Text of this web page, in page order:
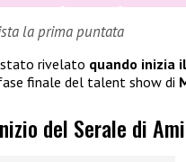
la prima puntata
rivelato quando inizia
finale del talent show di
del Serale di